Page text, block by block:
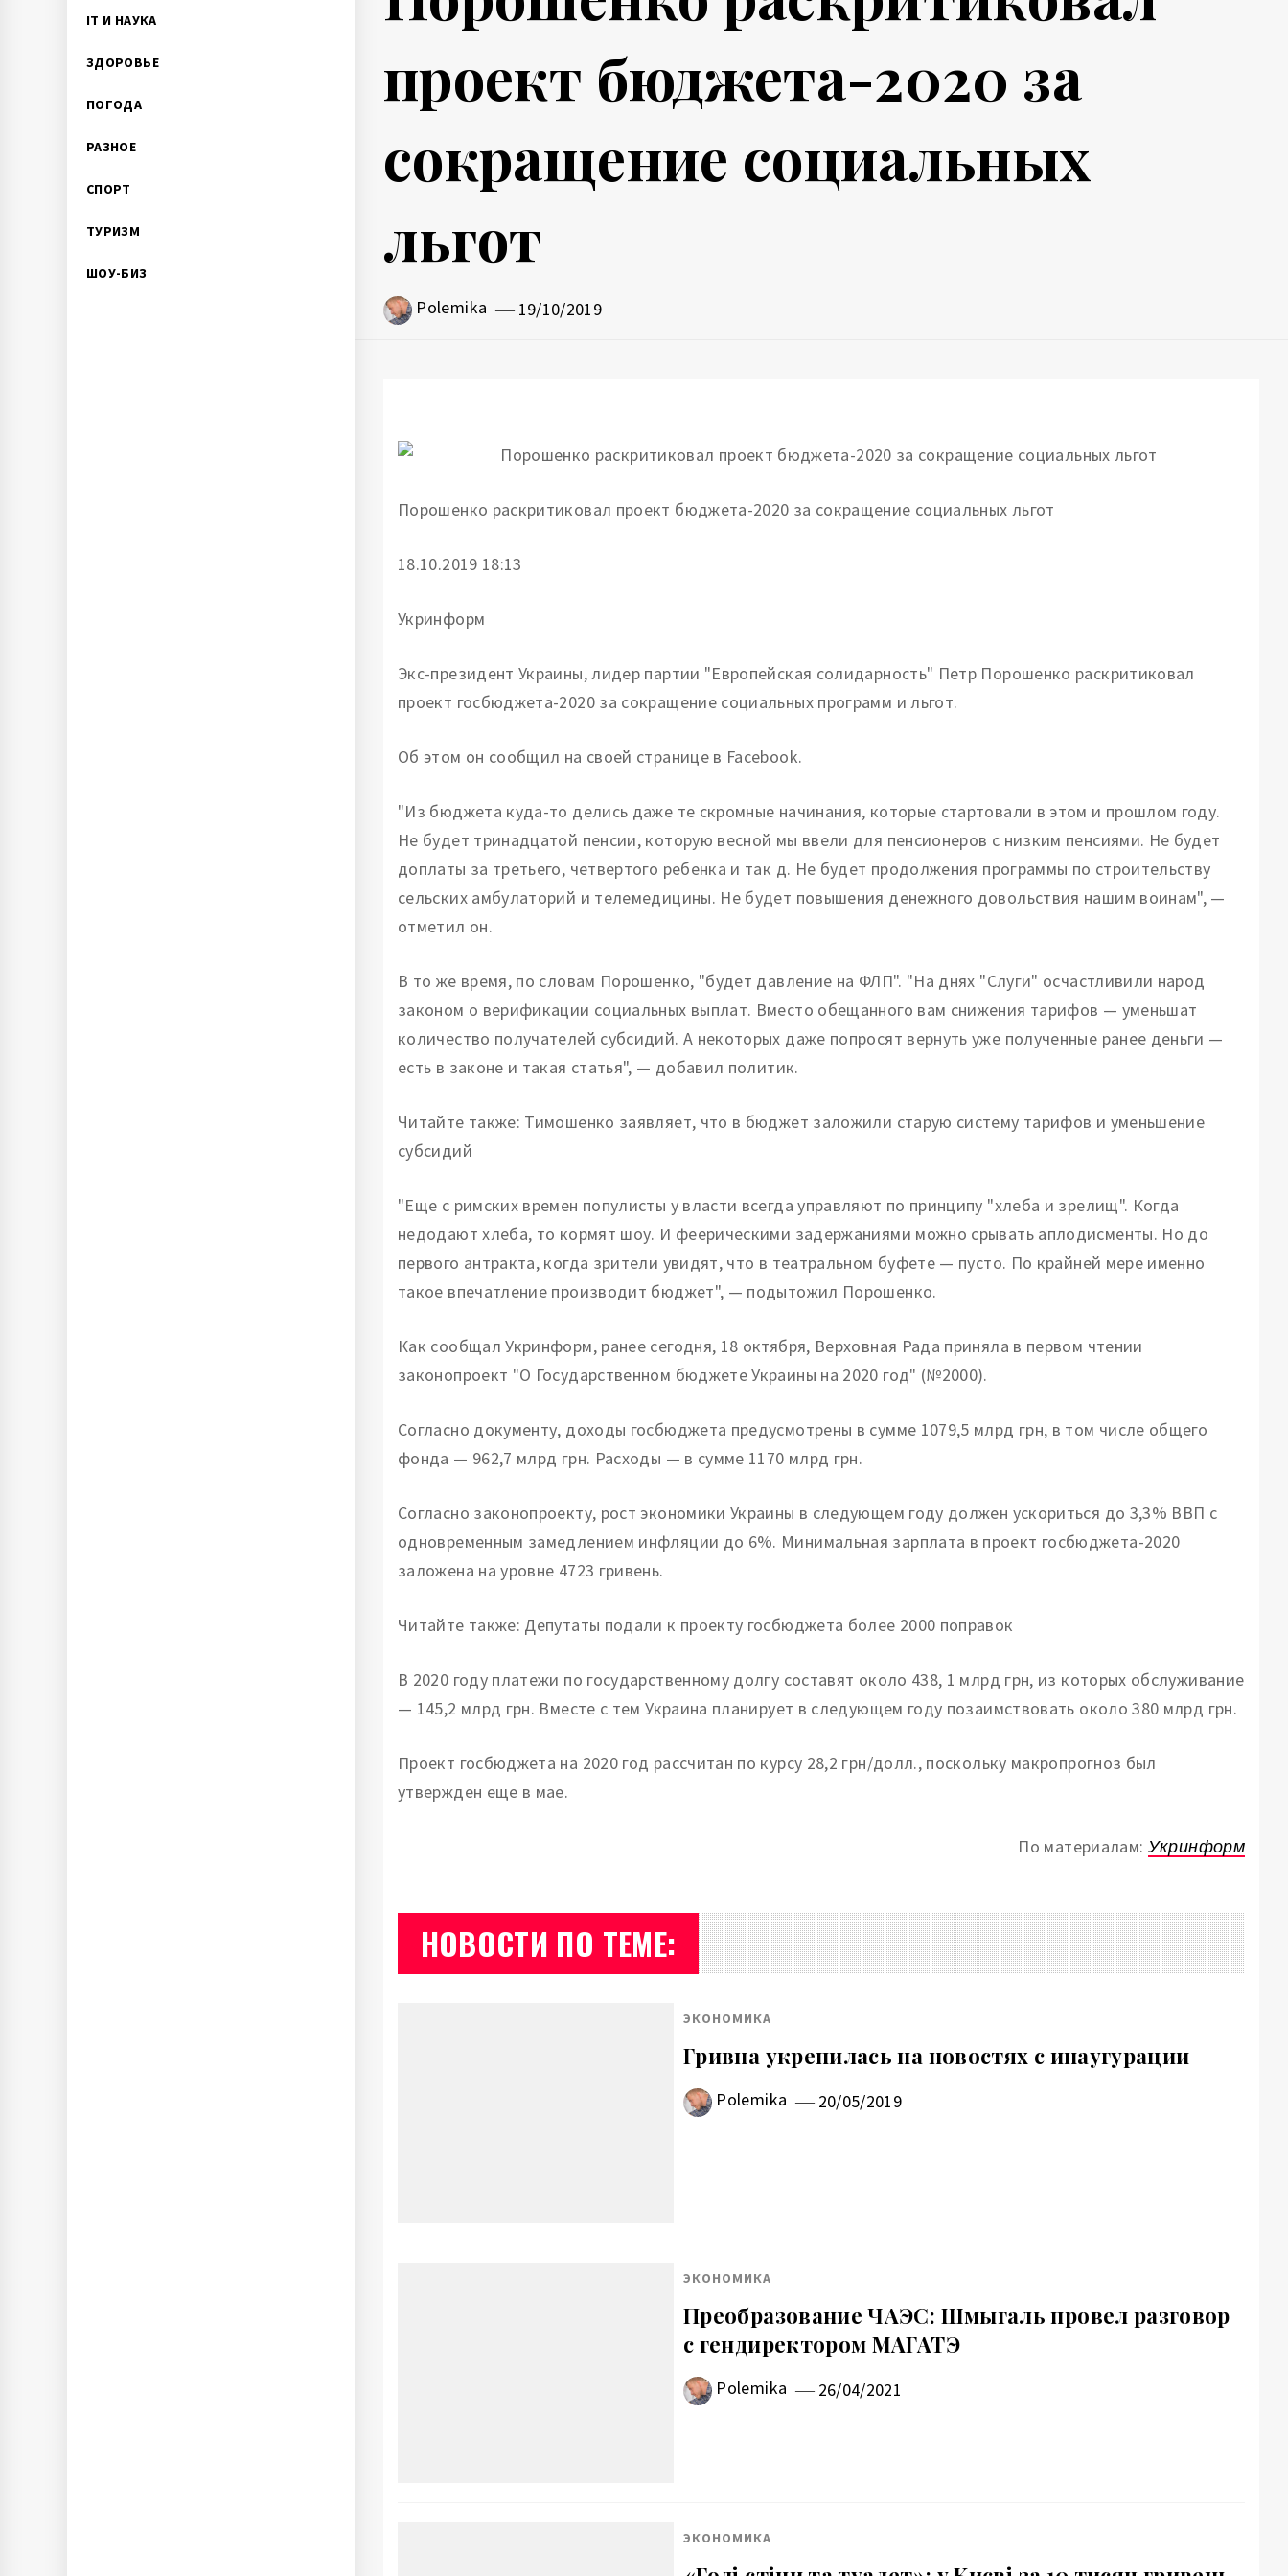
IT И НАУКА
ЗДОРОВЬЕ
ПОГОДА
РАЗНОЕ
СПОРТ
ТУРИЗМ
ШОУ-БИЗ
проект бюджета-2020 за
сокращение социальных
льгот
Polemika 19/10/2019
Порошенко раскритиковал проект бюджета-2020 за сокращение социальных льгот
18.10.2019 18:13
Укринформ
Экс-президент Украины, лидер партии "Европейская солидарность" Петр Порошенко раскритиковал
проект госбюджета-2020 за сокращение социальных программ и льгот.
Об этом он сообщил на своей странице в Facebook.
"Из бюджета куда-то делись даже те скромные начинания, которые стартовали в этом и прошлом году.
Не будет тринадцатой пенсии, которую весной мы ввели для пенсионеров с низким пенсиями. Не будет
доплаты за третьего, четвертого ребенка и так д. Не будет продолжения программы по строительству
сельских амбулаторий и телемедицины. Не будет повышения денежного довольствия нашим воинам", —
отметил он.
В то же время, по словам Порошенко, "будет давление на ФЛП". "На днях "Слуги" осчастливили народ
законом о верификации социальных выплат. Вместо обещанного вам снижения тарифов — уменьшат
количество получателей субсидий. А некоторых даже попросят вернуть уже полученные ранее деньги —
есть в законе и такая статья", — добавил политик.
Читайте также: Тимошенко заявляет, что в бюджет заложили старую систему тарифов и уменьшение
субсидий
"Еще с римских времен популисты у власти всегда управляют по принципу "хлеба и зрелищ". Когда
недодают хлеба, то кормят шоу. И феерическими задержаниями можно срывать аплодисменты. Но до
первого антракта, когда зрители увидят, что в театральном буфете — пусто. По крайней мере именно
такое впечатление производит бюджет", — подытожил Порошенко.
Как сообщал Укринформ, ранее сегодня, 18 октября, Верховная Рада приняла в первом чтении
законопроект "О Государственном бюджете Украины на 2020 год" (№2000).
Согласно документу, доходы госбюджета предусмотрены в сумме 1079,5 млрд грн, в том числе общего
фонда — 962,7 млрд грн. Расходы — в сумме 1170 млрд грн.
Согласно законопроекту, рост экономики Украины в следующем году должен ускориться до 3,3% ВВП с
одновременным замедлением инфляции до 6%. Минимальная зарплата в проект госбюджета-2020
заложена на уровне 4723 гривень.
Читайте также: Депутаты подали к проекту госбюджета более 2000 поправок
В 2020 году платежи по государственному долгу составят около 438, 1 млрд грн, из которых обслуживание
— 145,2 млрд грн. Вместе с тем Украина планирует в следующем году позаимствовать около 380 млрд грн.
Проект госбюджета на 2020 год рассчитан по курсу 28,2 грн/долл., поскольку макропрогноз был
утвержден еще в мае.
По материалам: Укринформ
НОВОСТИ ПО ТЕМЕ:
ЭКОНОМИКА
Гривна укрепилась на новостях с инаугурации
Polemika 20/05/2019
ЭКОНОМИКА
Преобразование ЧАЭС: Шмыгаль провел разговор
с гендиректором МАГАТЭ
Polemika 26/04/2021
ЭКОНОМИКА